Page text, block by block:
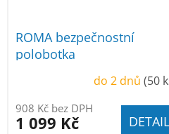
ROMA bezpečnostní
polobotka
do 2 dnů (50
908 Kč bez DPH
1 099 Kč DETAIL